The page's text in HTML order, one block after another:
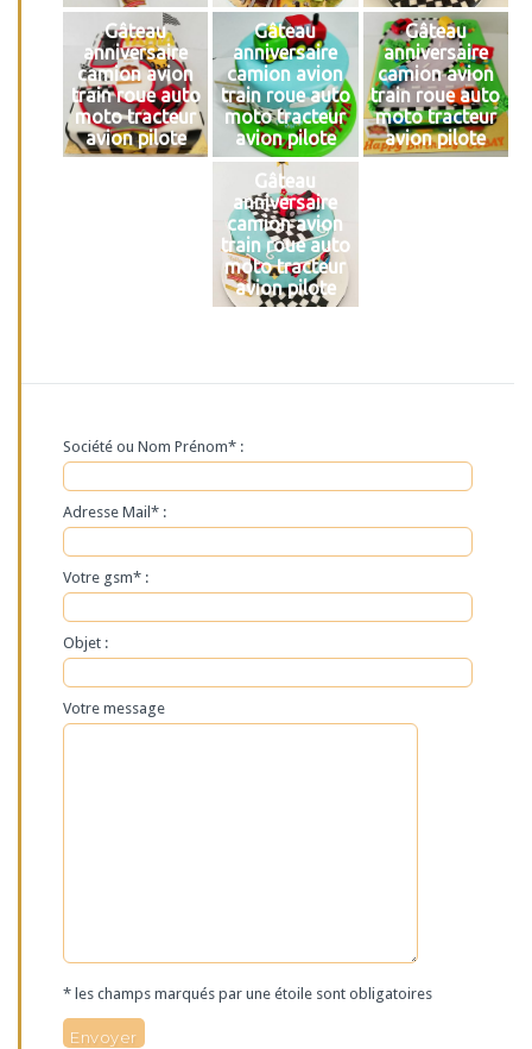
Gâteau
anniversaire
camion avion
train roue auto
moto tracteur
avion pilote
Gâteau
anniversaire
camion avion
train roue auto
moto tracteur
avion pilote
Gâteau
anniversaire
camion avion
train roue auto
moto tracteur
avion pilote
Gâteau
anniversaire
camion avion
train roue auto
moto tracteur
avion pilote
Société ou Nom Prénom* :
Adresse Mail* :
Votre gsm* :
Objet :
Votre message
* les champs marqués par une étoile sont obligatoires